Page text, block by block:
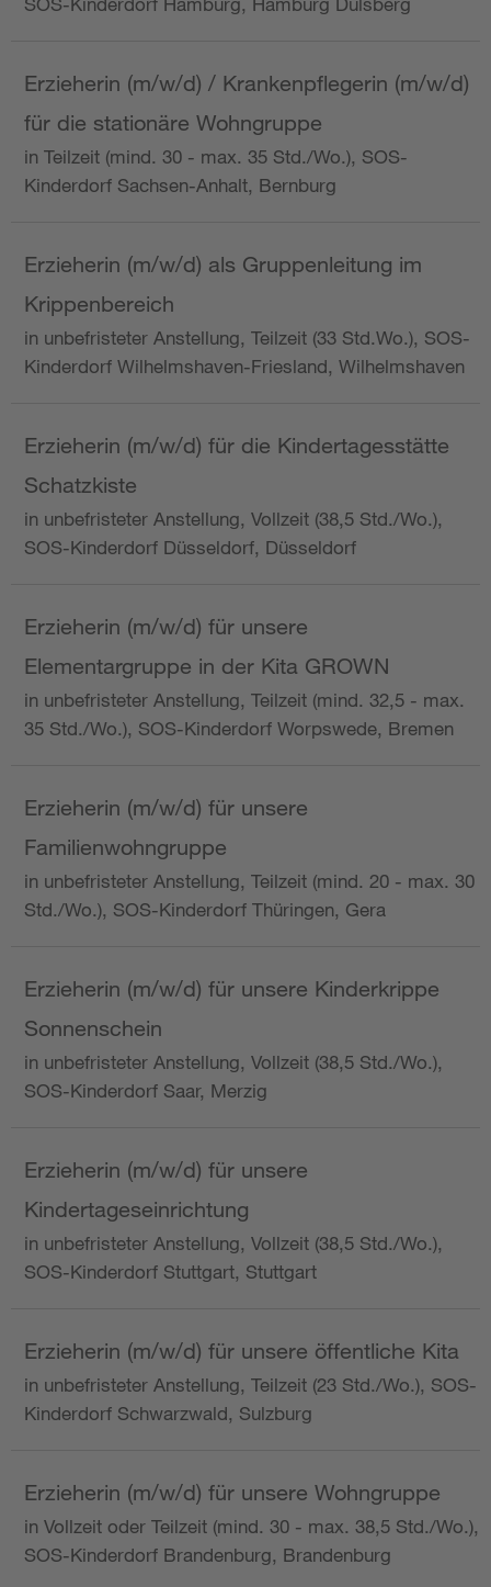
Erzieherin (m/w/d) / Krankenpflegerin (m/w/d)
für die stationäre Wohngruppe
in Teilzeit (mind. 30 - max. 35 Std./Wo.), SOS-
Kinderdorf Sachsen-Anhalt, Bernburg
Erzieherin (m/w/d) als Gruppenleitung im
Krippenbereich
in unbefristeter Anstellung, Teilzeit (33 Std.Wo.), SOS-
Kinderdorf Wilhelmshaven-Friesland, Wilhelmshaven
Erzieherin (m/w/d) für die Kindertagesstätte
Schatzkiste
in unbefristeter Anstellung, Vollzeit (38,5 Std./Wo.),
SOS-Kinderdorf Düsseldorf, Düsseldorf
Erzieherin (m/w/d) für unsere
Elementargruppe in der Kita GROWN
in unbefristeter Anstellung, Teilzeit (mind. 32,5 - max.
35 Std./Wo.), SOS-Kinderdorf Worpswede, Bremen
Erzieherin (m/w/d) für unsere
Familienwohngruppe
in unbefristeter Anstellung, Teilzeit (mind. 20 - max. 30
Std./Wo.), SOS-Kinderdorf Thüringen, Gera
Erzieherin (m/w/d) für unsere Kinderkrippe
Sonnenschein
in unbefristeter Anstellung, Vollzeit (38,5 Std./Wo.),
SOS-Kinderdorf Saar, Merzig
Erzieherin (m/w/d) für unsere
Kindertageseinrichtung
in unbefristeter Anstellung, Vollzeit (38,5 Std./Wo.),
SOS-Kinderdorf Stuttgart, Stuttgart
Erzieherin (m/w/d) für unsere öffentliche Kita
in unbefristeter Anstellung, Teilzeit (23 Std./Wo.), SOS-
Kinderdorf Schwarzwald, Sulzburg
Erzieherin (m/w/d) für unsere Wohngruppe
in Vollzeit oder Teilzeit (mind. 30 - max. 38,5 Std./Wo.),
SOS-Kinderdorf Brandenburg, Brandenburg